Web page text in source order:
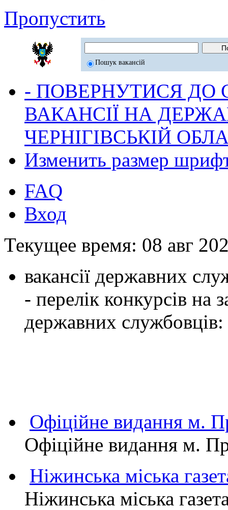
Пропустить
Пошук вакансій
- ПОВЕРНУТИСЯ ДО
ВАКАНСІЇ НА
ЧЕРНІГІВСЬКІЙ
Изменить размер
FAQ
Вход
Текущее время: 08 авг
вакансії державних
- перелік конкурсів на
державних службовців:
Офіційне видання
Офіційне видання м.
Ніжинська міська
Ніжинська міська